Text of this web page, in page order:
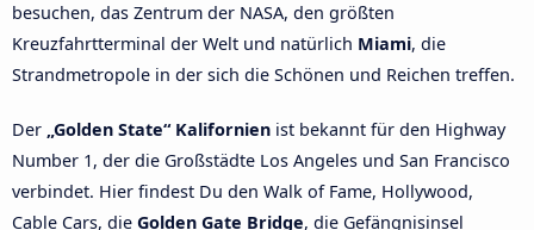
besuchen, das Zentrum der NASA, den größten
Kreuzfahrtterminal der Welt und natürlich Miami, die
Strandmetropole in der sich die Schönen und Reichen treffen.
Der „Golden State“ Kalifornien ist bekannt für den Highway
Number 1, der die Großstädte Los Angeles und San Francisco
verbindet. Hier findest Du den Walk of Fame, Hollywood,
Cable Cars, die Golden Gate Bridge, die Gefängnisinsel